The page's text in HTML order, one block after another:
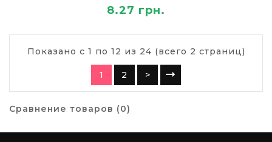
8.27 грн.
Показано с 1 по 12 из 24 (всего 2 страниц)
1 2 >
Сравнение товаров (0)